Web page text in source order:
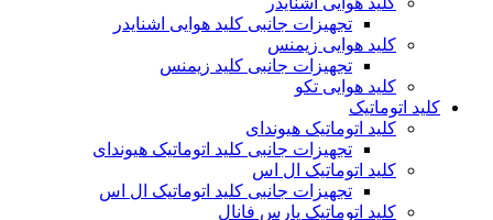
تجهیزات جانبی کلید هوایی اشنایدر
کلید هوایی زیمنس
تجهیزات جانبی کلید زیمنس
کلید هوایی تکو
کلید اتوماتیک
کلید اتوماتیک هیوندای
تجهیزات جانبی کلید اتوماتیک هیوندای
کلید اتوماتیک ال اس
تجهیزات جانبی کلید اتوماتیک ال اس
کلید اتوماتیک پارس فانال